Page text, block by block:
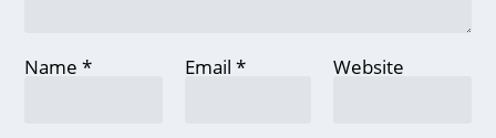
Name* Email * Website